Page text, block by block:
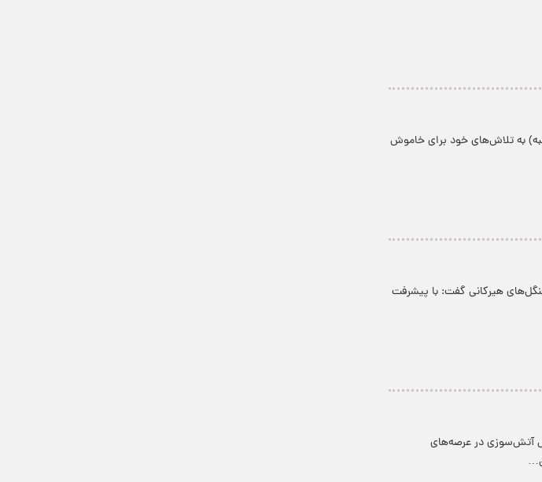
به تلاش‌های خود برای خاموش
هیرکانی گفت: با پیشرفت
آتش‌سوزی در عرصه‌های